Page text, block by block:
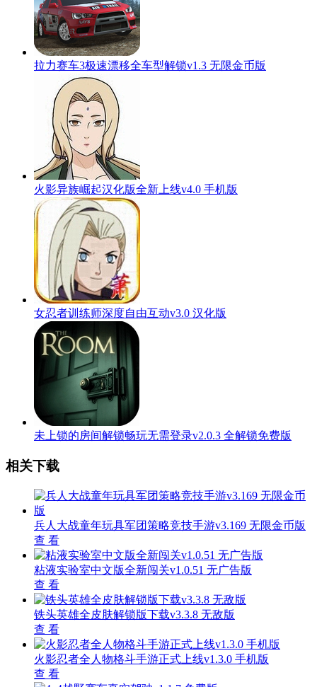
拉力赛车3极速漂移全车型解锁v1.3 无限金币版
火影异族崛起汉化版全新上线v4.0 手机版
女忍者训练师深度自由互动v3.0 汉化版
未上锁的房间解锁畅玩无需登录v2.0.3 全解锁免费版
相关下载
兵人大战童年玩具军团策略竞技手游v3.169 无限金币版
查 看
粘液实验室中文版全新闯关v1.0.51 无广告版
查 看
铁头英雄全皮肤解锁版下载v3.3.8 无敌版
查 看
火影忍者全人物格斗手游正式上线v1.3.0 手机版
查 看